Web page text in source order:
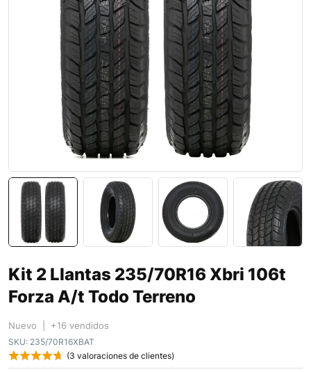
Kit 2 Llantas 235/70R16 Xbri 106t
Forza A/t Todo Terreno
Nuevo | +16 vendidos
SKU: 235/70R16XBAT
(3 valoraciones de clientes)